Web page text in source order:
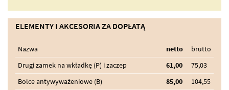
ELEMENTY I AKCESORIA ZA DOPŁATĄ
Nazwa netto
brutto
Drugi zamek na wkładkę (P) i zaczep
61,00
75,03
Bolce antywyważeniowe (B)
85,00
104,55